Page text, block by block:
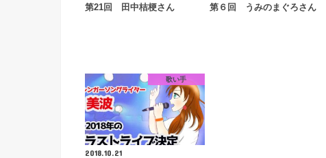
第21回 田中桔梗さん
第６回 うみのまぐろさん
歌い手
2018.10.21